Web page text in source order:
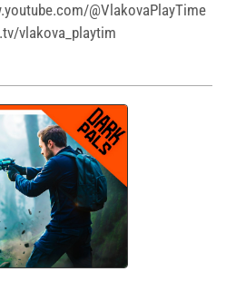
@VlakovaPlayTime
vlakova_playtim